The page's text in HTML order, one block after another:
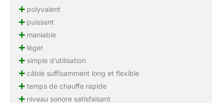
polyvalent
puissant
maniable
léger
simple d’utilisation
câble suffisamment long et flexible
temps de chauffe rapide
niveau sonore satisfaisant